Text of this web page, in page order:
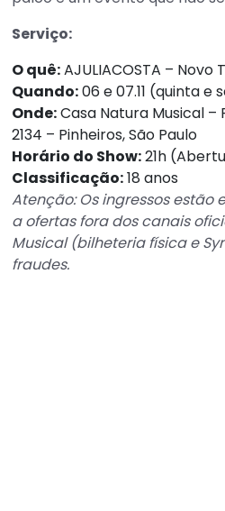
Serviço:
O quê:AJULIACOSTA –
Quando:06 e 07.11 (quinta e
Onde:Casa Natura Musical –
2134 – Pinheiros, São Paulo
Horário do Show:21h
Classificação:18 anos
Atenção: Os ingressos estão
a ofertas fora dos canais
Musical (bilheteria física e
fraudes.